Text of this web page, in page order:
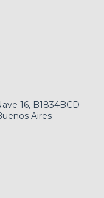
16, B1834BCD
Aires